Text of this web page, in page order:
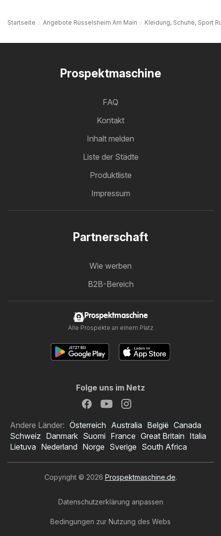
Startseite Angebote Rüsselsheim Am Main Kleidung, Schuhe, Sport
Prospektmaschine
FAQ
Kontakt
Inhalt melden
Liste der Städte
Produktliste
Impressum
Partnerschaft
Wie werben
B2B-Bereich
Prospektmaschine
Alle Prospekte an einem Platz
Folge uns im Netz
Andere Länder: Österreich Australia België Canada
Schweiz Danmark Suomi France Great Britain Italia
Lietuva Nederland Norge Sverige South Africa
Copyright © 2026 Prospektmaschine.de.
Datenschutzerklärung anpassen
Bedingungen zur Nutzung des Webs